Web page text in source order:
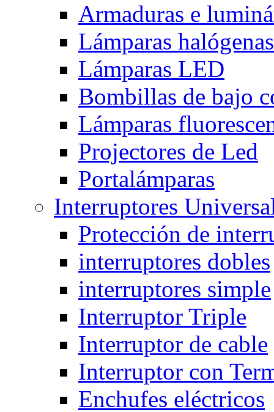
Armaduras e
Lámparas halógenas
Lámparas LED
Bombillas de bajo
Lámparas
Projectores de Led
Portalámparas
Interruptores
Protección de
interruptores dobles
interruptores simple
Interruptor Triple
Interruptor de cable
Interruptor con
Enchufes eléctricos